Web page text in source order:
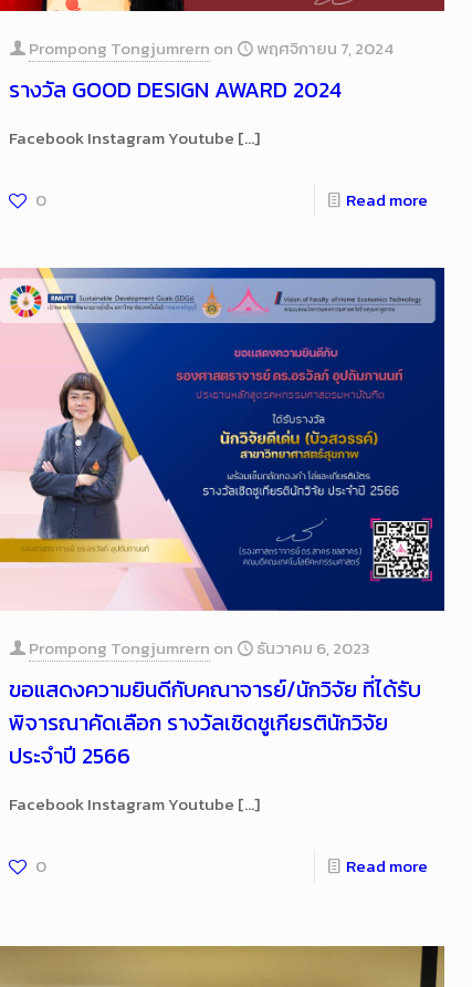
Prompong Tongjumrern on พฤศจิกายน 7, 2024
รางวัล GOOD DESIGN AWARD 2024
Facebook Instagram Youtube […]
0 Read more
Prompong Tongjumrern on ธันวาคม 6, 2023
ขอแสดงความยินดีกับคณาจารย์/นักวิจัย ที่ได้รับ
พิจารณาคัดเลือก รางวัลเชิดชูเกียรตินักวิจัย
ประจำปี 2566
Facebook Instagram Youtube […]
0 Read more